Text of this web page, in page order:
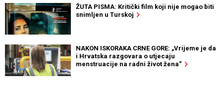
ŽUTA PISMA: Kritički film koji nije mogao biti
snimljen u Turskoj
NAKON ISKORAKA CRNE GORE: „Vrijeme je da
i Hrvatska razgovara o utjecaju
menstruacije na radni život žena“